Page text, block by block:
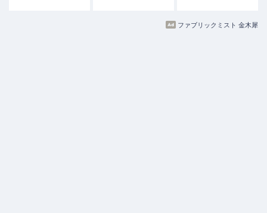
ファブリックミスト 金木犀